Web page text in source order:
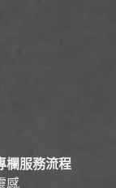
欄
感
服務流程